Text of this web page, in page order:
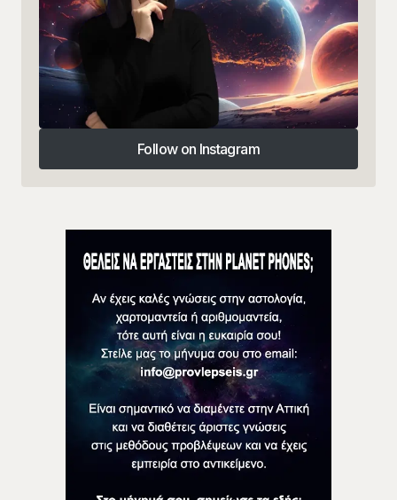
Follow on Instagram
Follow on Instagram